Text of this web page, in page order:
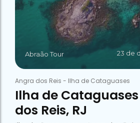
Abraão Tour 23 de
Angra dos Reis - Ilha de Cataguases
Ilha de
dos Reis, RJ